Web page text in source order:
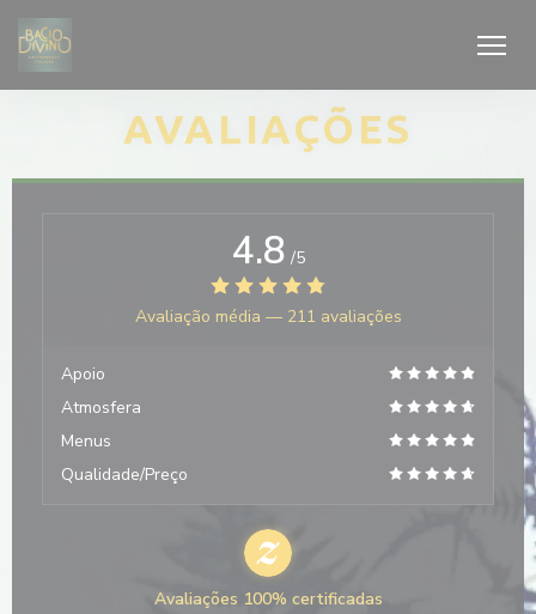
Painel de Gerenciamento de Cookies
AVALIAÇÕES
4.8 /5
Avaliação média — 211 avaliações
Apoio
Atmosfera
Menus
Qualidade/Preço
Avaliações 100% certificadas